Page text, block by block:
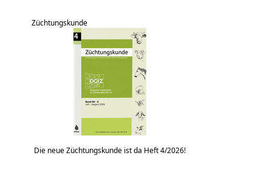
Züchtungskunde
Die neue Züchtungskunde ist da Heft 4/2026!